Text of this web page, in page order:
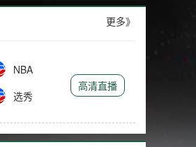
更多》
NBA
选秀
高清直播